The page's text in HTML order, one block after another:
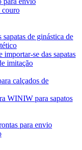
couro
de ginástica de
se das sapatas
imitação
calçados de
WINIW para sapatos
para envio